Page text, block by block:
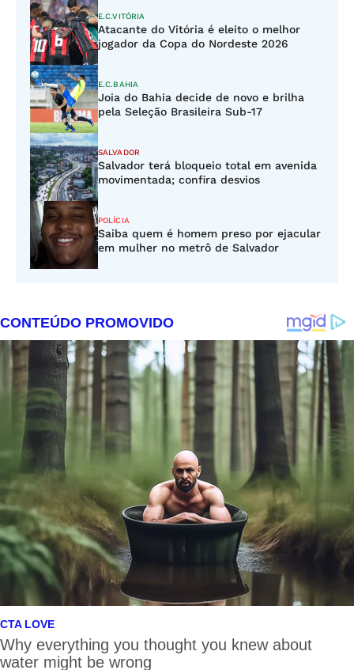
E.C.VITÓRIA
Atacante do Vitória é eleito o melhor
jogador da Copa do Nordeste 2026
E.C.BAHIA
Joia do Bahia decide de novo e brilha
pela Seleção Brasileira Sub-17
SALVADOR
Salvador terá bloqueio total em avenida
movimentada; confira desvios
POLÍCIA
Saiba quem é homem preso por ejacular
em mulher no metrô de Salvador